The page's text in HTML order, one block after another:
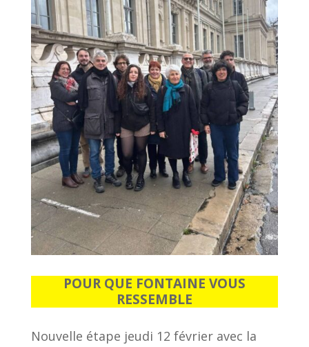
POUR QUE FONTAINE VOUS
RESSEMBLE
Nouvelle étape jeudi 12 février avec la